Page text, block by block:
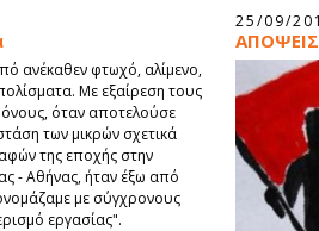
ανέκαθεν φτωχό, αλίμενο,
Με εξαίρεση τους
όταν αποτελούσε
των μικρών σχετικά
της εποχής στην
- Αθήνας, ήταν έξω από
με σύγχρονους
εργασίας".
25/09/